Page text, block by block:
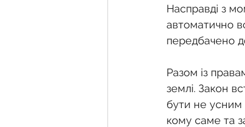
Новини земельного
Нормативно-грошова
Насправді з
автоматично
передбачено
Разом із
землі. Закон
бути не усним
кому саме та